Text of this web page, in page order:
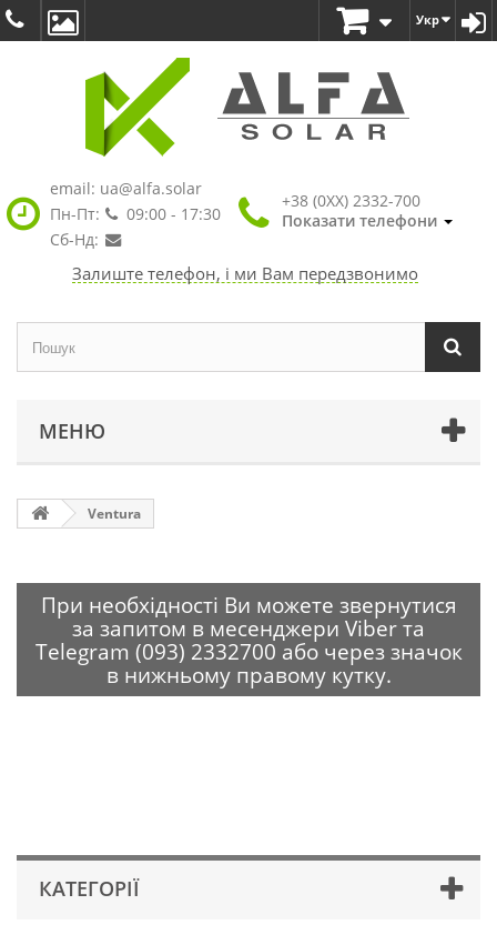
Укр
email: ua@alfa.solar
Пн-Пт:
09:00 - 17:30
Сб-Нд:
+38 (0XX) 2332-700
Показати телефони
Залиште телефон, і ми Вам передзвонимо
МЕНЮ
Ventura
При необхідності Ви можете звернутися
за запитом в месенджери Viber та
Telegram (093) 2332700 або через значок
в нижньому правому кутку.
КАТЕГОРІЇ